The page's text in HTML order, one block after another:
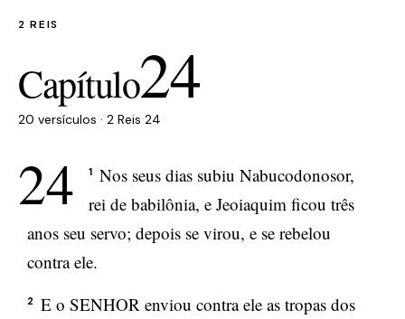
2 REIS
Capítulo24
20 versículos · 2 Reis 24
24 1
Nos seus dias subiu Nabucodonosor,
rei de babilônia, e Jeoiaquim ficou três
anos seu servo; depois se virou, e se rebelou
contra ele.
2
E o SENHOR enviou contra ele as tropas dos